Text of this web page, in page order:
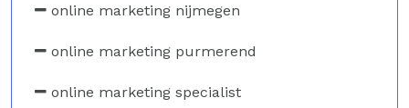
online marketing nijmegen
online marketing purmerend
online marketing specialist